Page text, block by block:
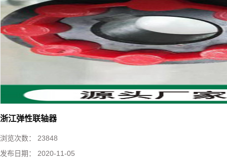
浙江弹性联轴器
浏览次数： 23848
发布日期： 2020-11-05